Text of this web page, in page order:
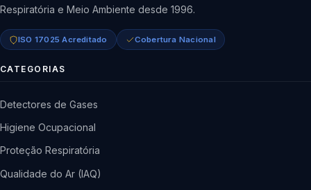
Respiratória e Meio Ambiente desde 1996.
ISO 17025 Acreditado Cobertura Nacional
CATEGORIAS
Detectores de Gases
Higiene Ocupacional
Proteção Respiratória
Qualidade do Ar (IAQ)